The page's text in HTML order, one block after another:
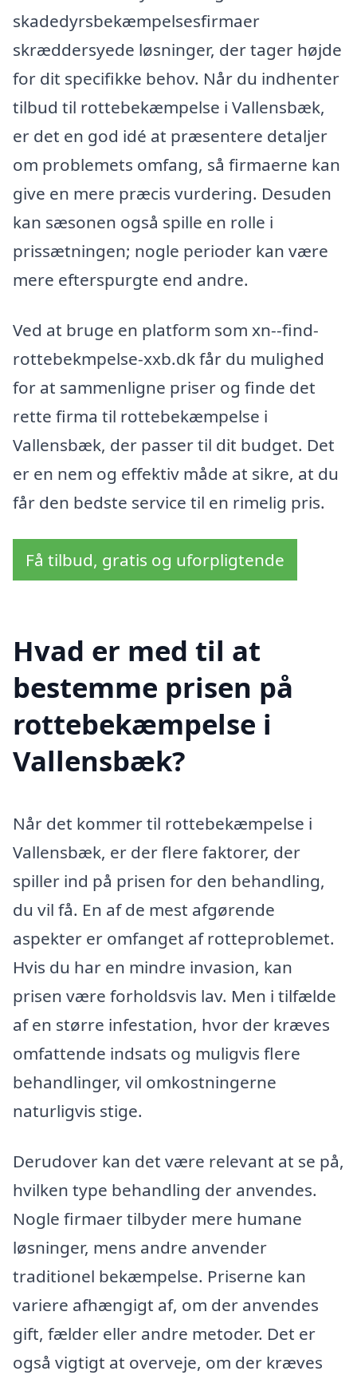
skadedyrsbekæmpelsesfirmaer
skræddersyede løsninger, der tager højde
for dit specifikke behov. Når du indhenter
tilbud til rottebekæmpelse i Vallensbæk,
er det en god idé at præsentere detaljer
om problemets omfang, så firmaerne kan
give en mere præcis vurdering. Desuden
kan sæsonen også spille en rolle i
prissætningen; nogle perioder kan være
mere efterspurgte end andre.
Ved at bruge en platform som xn--find-
rottebekmpelse-xxb.dk får du mulighed
for at sammenligne priser og finde det
rette firma til rottebekæmpelse i
Vallensbæk, der passer til dit budget. Det
er en nem og effektiv måde at sikre, at du
får den bedste service til en rimelig pris.
Få tilbud, gratis og uforpligtende
Hvad er med til at
bestemme prisen på
rottebekæmpelse i
Vallensbæk?
Når det kommer til rottebekæmpelse i
Vallensbæk, er der flere faktorer, der
spiller ind på prisen for den behandling,
du vil få. En af de mest afgørende
aspekter er omfanget af rotteproblemet.
Hvis du har en mindre invasion, kan
prisen være forholdsvis lav. Men i tilfælde
af en større infestation, hvor der kræves
omfattende indsats og muligvis flere
behandlinger, vil omkostningerne
naturligvis stige.
Derudover kan det være relevant at se på,
hvilken type behandling der anvendes.
Nogle firmaer tilbyder mere humane
løsninger, mens andre anvender
traditionel bekæmpelse. Priserne kan
variere afhængigt af, om der anvendes
gift, fælder eller andre metoder. Det er
også vigtigt at overveje, om der kræves